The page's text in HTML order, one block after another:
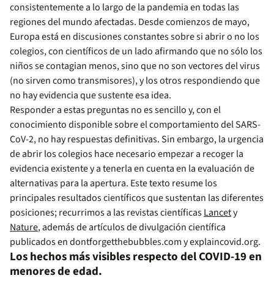
consistentemente a lo largo de la pandemia en todas las
regiones del mundo afectadas. Desde comienzos de mayo,
Europa está en discusiones constantes sobre si abrir o no los
colegios, con científicos de un lado afirmando que no sólo los
niños se contagian menos, sino que no son vectores del virus
(no sirven como transmisores), y los otros respondiendo que
no hay evidencia que sustente esa idea.
Responder a estas preguntas no es sencillo y, con el
conocimiento disponible sobre el comportamiento del SARS-
CoV-2, no hay respuestas definitivas. Sin embargo, la urgencia
de abrir los colegios hace necesario empezar a recoger la
evidencia existente y a tenerla en cuenta en la evaluación de
alternativas para la apertura. Este texto resume los
principales resultados científicos que sustentan las diferentes
posiciones; recurrimos a las revistas científicasLancety
Nature, además de artículos de divulgación científica
publicados en dontforgetthebubbles.com y explaincovid.org.
Los hechos más visibles respecto del COVID-19 en
menores de edad.